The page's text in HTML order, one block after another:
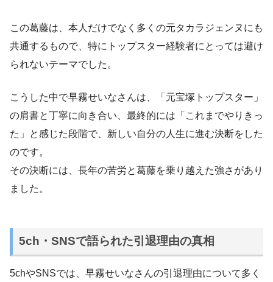
この葛藤は、本人だけでなく多くの元タカラジェンヌにも
共通するもので、特にトップスター経験者にとっては避け
られないテーマでした。
こうした中で早霧せいなさんは、「元宝塚トップスター」
の肩書と丁寧に向き合い、最終的には「これまでやりきっ
た」と感じた段階で、新しい自分の人生に進む決断をした
のです。
その決断には、長年の苦労と葛藤を乗り越えた強さがあり
ました。
5ch・SNSで語られた引退理由の真相
5chやSNSでは、早霧せいなさんの引退理由について多く